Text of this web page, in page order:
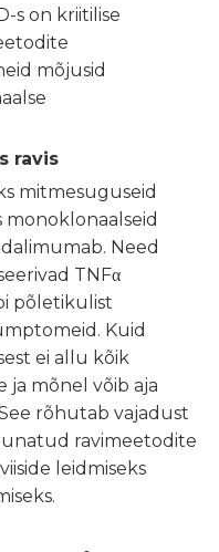
s on kriitilise
mõjusid
ravis
mitmesuguseid
monoklonaalseid
Need
TNFα
põletikulist
Kuid
ei allu kõik
ja mõnel võib aja
rõhutab vajadust
ravimeetodite
leidmiseks